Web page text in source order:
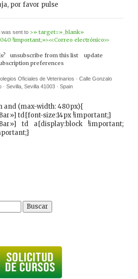
por favor pulse
was sent to >» target=»_blank»
!important;»><<Correo electrónico>>
unsubscribe from this list
update
preferences
Oficiales de Veterinarios · Calle Gonzalo
· Sevilla, Sevilla 41003 · Spain
and (max-width: 480px){
td{font-size:14px !important;}
td a{display:block !important;